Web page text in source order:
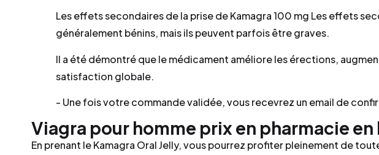
Les effets secondaires de la prise de Kamagra 100 mg Les effets
généralement bénins, mais ils peuvent parfois être graves.
Il a été démontré que le médicament améliore les érections,
satisfaction globale.
- Une fois votre commande validée, vous recevrez un email de
Viagra pour homme prix en pharmacie en
En prenant le Kamagra Oral Jelly, vous pourrez profiter pleinement de